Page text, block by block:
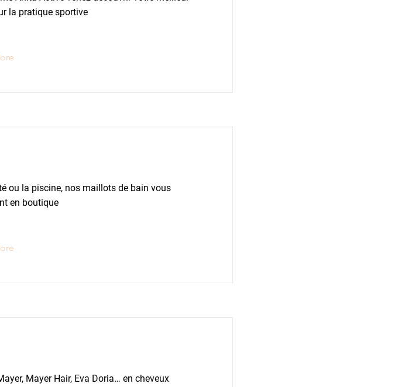
la pratique sportive
ou la piscine, nos maillots de bain vous
en boutique
Mayer Hair, Eva Doria… en cheveux